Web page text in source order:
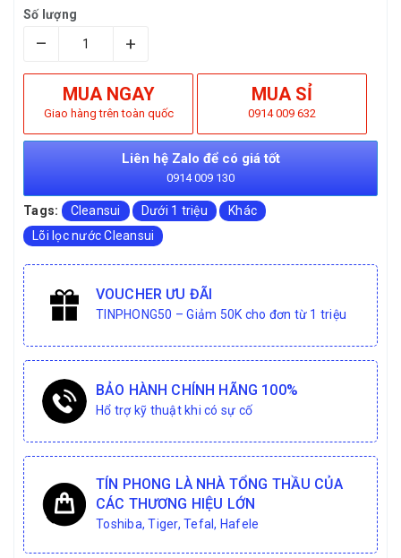
Số lượng
– +
MUA NGAY
Giao hàng trên toàn quốc
MUA SỈ
0914 009 632
Liên hệ Zalo để có giá tốt
0914 009 130
Tags: Cleansui Dưới 1 triệu
Khác
Lõi lọc nước Cleansui
VOUCHER ƯU ĐÃI
TINPHONG50 – Giảm 50K cho đơn từ 1 triệu
BẢO HÀNH CHÍNH HÃNG 100%
Hổ trợ kỹ thuật khi có sự cố
TÍN PHONG LÀ NHÀ TỔNG THẦU CỦA
CÁC THƯƠNG HIỆU LỚN
Toshiba, Tiger, Tefal, Hafele